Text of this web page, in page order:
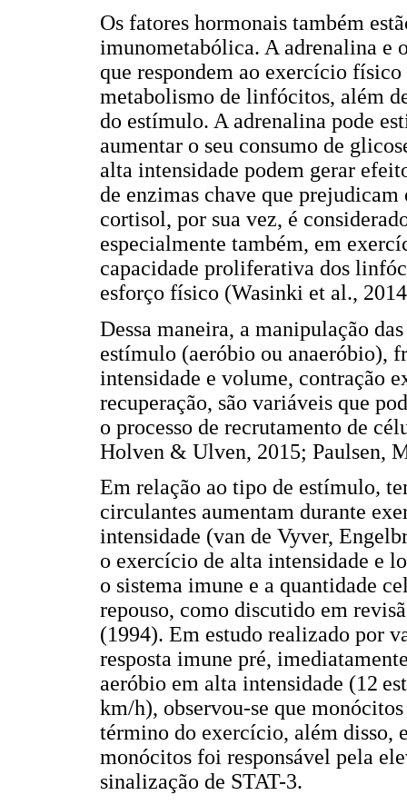
Os fatores hormonais também
imunometabólica. A adrenalina e
que respondem ao exercício
metabolismo de linfócitos, além
do estímulo. A adrenalina pode
aumentar o seu consumo de
alta intensidade podem gerar
de enzimas chave que
cortisol, por sua vez, é
especialmente também, em
capacidade proliferativa dos
esforço físico (Wasinki et al.,
Dessa maneira, a manipulação
estímulo (aeróbio ou anaeróbio),
intensidade e volume, contração
recuperação, são variáveis que
o processo de recrutamento de
Holven & Ulven, 2015; Paulsen,
Em relação ao tipo de estímulo,
circulantes aumentam durante
intensidade (van de Vyver,
o exercício de alta intensidade e
o sistema imune e a quantidade
repouso, como discutido em
(1994). Em estudo realizado por
resposta imune pré,
aeróbio em alta intensidade (12
km/h), observou-se que
término do exercício, além disso,
monócitos foi responsável pela
sinalização de STAT-3.